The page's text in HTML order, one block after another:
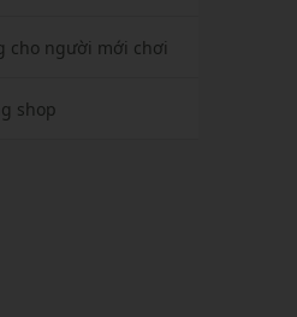
cho người mới chơi
shop